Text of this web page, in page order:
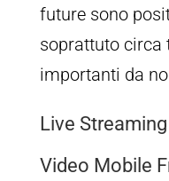
future sono
soprattuto circa
importanti da
Live Streaming
Video Mobile